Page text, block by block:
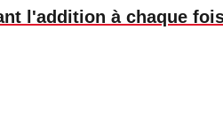
l'addition à chaque